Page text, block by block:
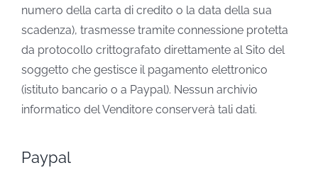
numero della carta di credito o la data della sua
scadenza), trasmesse tramite connessione protetta
da protocollo crittografato direttamente al Sito del
soggetto che gestisce il pagamento elettronico
(istituto bancario o a Paypal). Nessun archivio
informatico del Venditore conserverà tali dati.
Paypal